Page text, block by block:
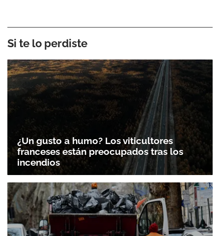
Si te lo perdiste
¿Un gusto a humo? Los viticultores
franceses están preocupados tras los
incendios